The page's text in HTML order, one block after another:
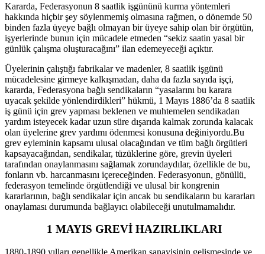
Kararda, Federasyonun 8 saatlik işgününü kurma yöntemleri
hakkında hiçbir şey söylenmemiş olmasına rağmen, o dönemde 50
binden fazla üyeye bağlı olmayan bir üyeye sahip olan bir örgütün,
işyerlerinde bunun için mücadele etmeden “sekiz saatin yasal bir
günlük çalışma oluşturacağını” ilan edemeyeceği açıktır.
Üyelerinin çalıştığı fabrikalar ve madenler, 8 saatlik işgünü
mücadelesine girmeye kalkışmadan, daha da fazla sayıda işçi,
kararda, Federasyona bağlı sendikaların “yasalarını bu karara
uyacak şekilde yönlendirdikleri” hükmü, 1 Mayıs 1886’da 8 saatlik
iş günü için grev yapması beklenen ve muhtemelen sendikadan
yardım isteyecek kadar uzun süre dışarıda kalmak zorunda kalacak
olan üyelerine grev yardımı ödenmesi konusuna değiniyordu.Bu
grev eyleminin kapsamı ulusal olacağından ve tüm bağlı örgütleri
kapsayacağından, sendikalar, tüzüklerine göre, grevin üyeleri
tarafından onaylanmasını sağlamak zorundaydılar, özellikle de bu,
fonların vb. harcanmasını içereceğinden. Federasyonun, gönüllü,
federasyon temelinde örgütlendiği ve ulusal bir kongrenin
kararlarının, bağlı sendikalar için ancak bu sendikaların bu kararları
onaylaması durumunda bağlayıcı olabileceği unutulmamalıdır.
1 MAYIS GREVİ HAZIRLIKLARI
1880-1890 yılları genellikle Amerikan sanayisinin gelişmesinde ve